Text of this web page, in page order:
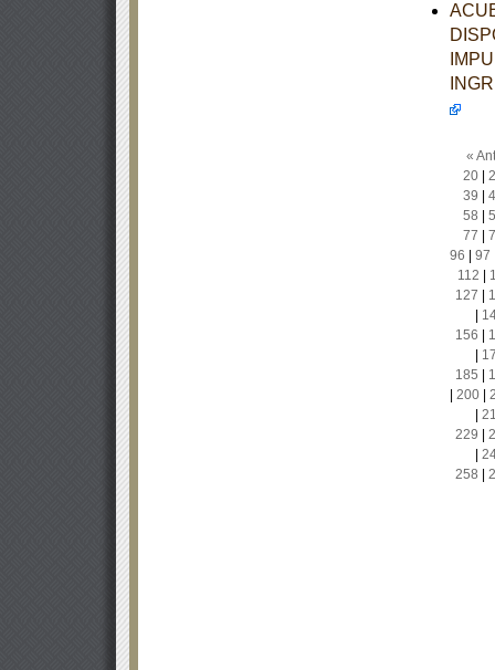
«
20|
39
58
77
96
97
112
127
156
185
200|
229
258